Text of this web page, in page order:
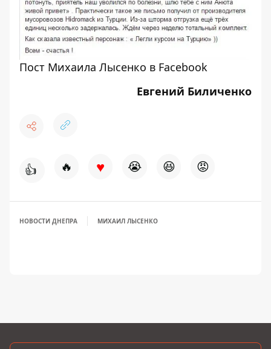
Пост Михаила Лысенко в Facebook
Евгений Биличенко
👍 🔥 ♥ 😭 😆 😡
НОВОСТИ ДНЕПРА МИХАИЛ ЛЫСЕНКО